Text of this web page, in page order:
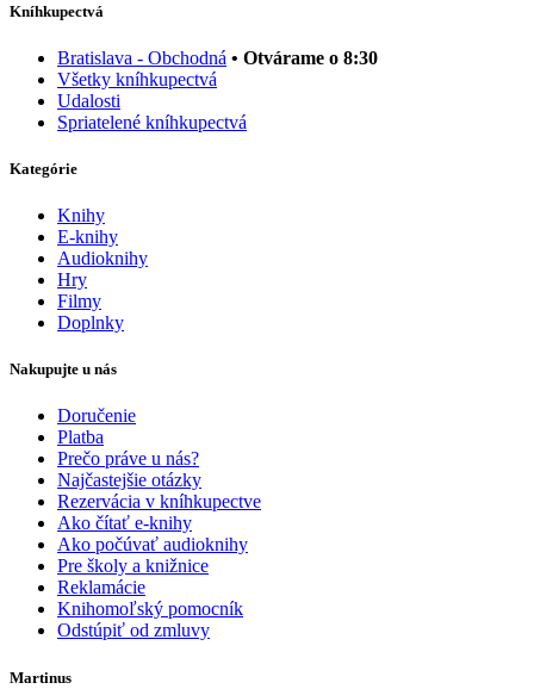
Kníhkupectvá
Bratislava - Obchodná • Otvárame o 8:30
Všetky kníhkupectvá
Udalosti
Spriatelené kníhkupectvá
Kategórie
Knihy
E-knihy
Audioknihy
Hry
Filmy
Doplnky
Nakupujte u nás
Doručenie
Platba
Prečo práve u nás?
Najčastejšie otázky
Rezervácia v kníhkupectve
Ako čítať e-knihy
Ako počúvať audioknihy
Pre školy a knižnice
Reklamácie
Knihomoľský pomocník
Odstúpiť od zmluvy
Martinus